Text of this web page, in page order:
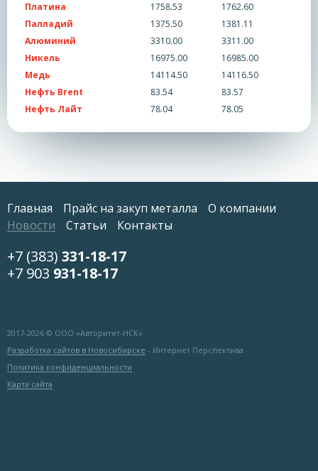
Платина
1758.53
1762.60
Палладий
1375.50
1381.11
Алюминий
3310.00
3311.00
Никель
16975.00
16985.00
Медь
14114.50
14116.50
Нефть Brent
83.54
83.57
Нефть Лайт
78.04 78.05
Главная Прайс на закуп металла
О компании
Новости
Статьи Контакты
+7 (383) 331-18-17
+7 903 931-18-17
2017-2026 © ООО «Авторитет-НСК»
Разработка сайтов в Новосибирске - Интернет Перспектива
Политика конфиденциальности
Карта сайта